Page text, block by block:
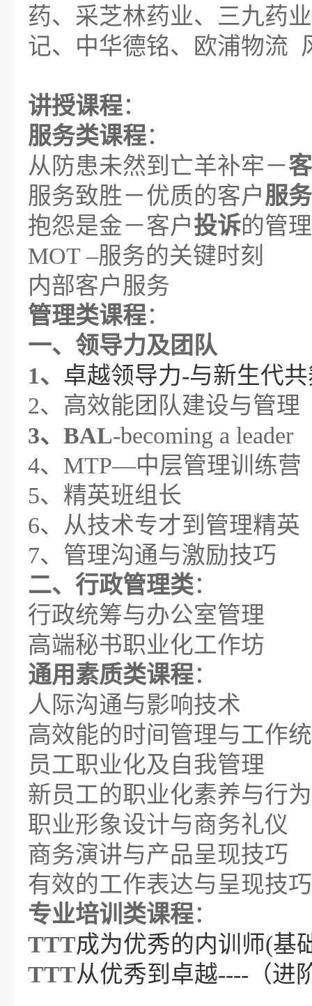
药、采芝林药业、三九药
记、中华德铭、欧浦物流
讲授课程：
服务类课程：
从防患未然到亡羊补牢－
服务致胜－优质的客户服
抱怨是金－客户投诉的管
MOT –服务的关键时刻
内部客户服务
管理类课程：
一、领导力及团队
1、 卓越领导力-与新生代
2、高效能团队建设与管理
3、BAL-becoming a leader
4、MTP—中层管理训练营
5、精英班组长
6、从技术专才到管理精英
7、管理沟通与激励技巧
二、行政管理类：
行政统筹与办公室管理
高端秘书职业化工作坊
通用素质类课程：
人际沟通与影响技术
高效能的时间管理与工作
员工职业化及自我管理
新员工的职业化素养与行为
职业形象设计与商务礼仪
商务演讲与产品呈现技巧
有效的工作表达与呈现技巧
专业培训类课程：
TTT成为优秀的内训师(基
TTT从优秀到卓越----（进